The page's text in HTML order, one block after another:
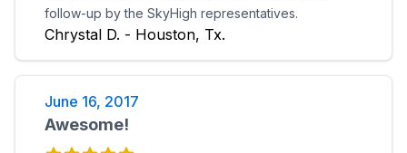
follow-up by the SkyHigh representatives.
Chrystal D. - Houston, Tx.
June 16, 2017
Awesome!